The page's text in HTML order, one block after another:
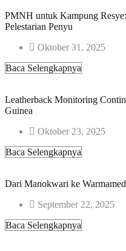
PMNH untuk Kampung
Pelestarian Penyu
Oktober 31, 2025
Baca Selengkapnya
Leatherback Monitoring
Guinea
Oktober 23, 2025
Baca Selengkapnya
Dari Manokwari ke
September 22, 2025
Baca Selengkapnya